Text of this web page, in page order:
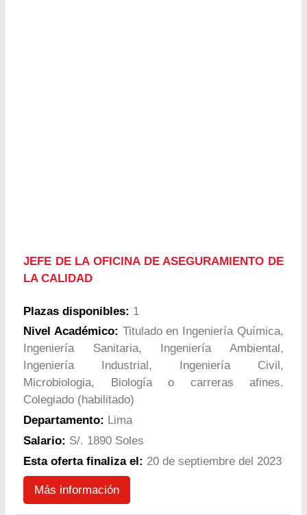
JEFE DE LA OFICINA DE ASEGURAMIENTO DE
LA CALIDAD
Plazas disponibles: 1
Nivel Académico: Titulado en Ingeniería Química,
Ingeniería Sanitaria, Ingeniería Ambiental,
Ingeniería Industrial, Ingeniería Civil,
Microbiologia, Biología o carreras afines.
Colegiado (habilitado)
Departamento: Lima
Salario: S/. 1890 Soles
Esta oferta finaliza el: 20 de septiembre del 2023
Más información